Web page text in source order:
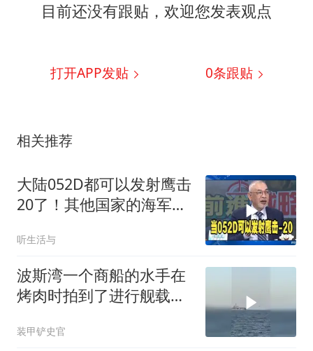
目前还没有跟贴，欢迎您发表观点
打开APP发贴 0条跟贴
相关推荐
大陆052D都可以发射鹰击
20了！其他国家的海军还
听生活与
波斯湾一个商船的水手在
烤肉时拍到了进行舰载机
装甲铲史官